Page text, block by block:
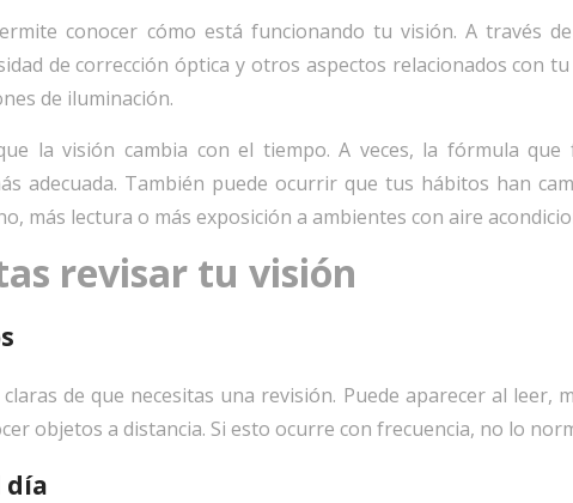
conocer cómo está funcionando tu visión. A través
de corrección óptica y otros aspectos relacionados con
de iluminación.
la visión cambia con el tiempo. A veces, la fórmula que
adecuada. También puede ocurrir que tus hábitos han
más lectura o más exposición a ambientes con aire
revisar tu visión
de que necesitas una revisión. Puede aparecer al leer,
objetos a distancia. Si esto ocurre con frecuencia, no lo
día